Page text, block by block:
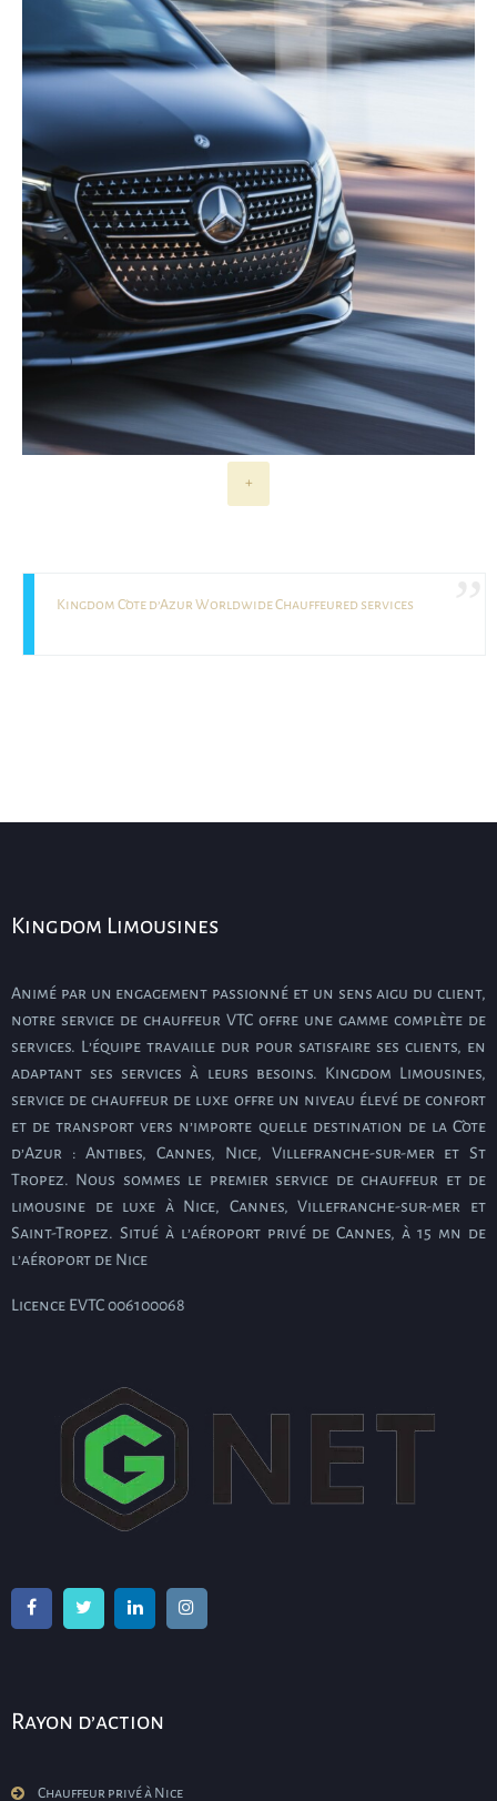
+
Kingdom Côte d’Azur Worldwide Chauffeured services
Kingdom Limousines
Animé par un engagement passionné et un sens aigu du client,
notre service de chauffeur VTC offre une gamme complète de
services. L’équipe travaille dur pour satisfaire ses clients, en
adaptant ses services à leurs besoins. Kingdom Limousines,
service de chauffeur de luxe offre un niveau élevé de confort
et de transport vers n’importe quelle destination de la Côte
d’Azur : Antibes, Cannes, Nice, Villefranche-sur-mer et St
Tropez. Nous sommes le premier service de chauffeur et de
limousine de luxe à Nice, Cannes, Villefranche-sur-mer et
Saint-Tropez. Situé à l’aéroport privé de Cannes, à 15 mn de
l’aéroport de Nice
Licence EVTC 006100068
Rayon d’action
Chauffeur privé à Nice